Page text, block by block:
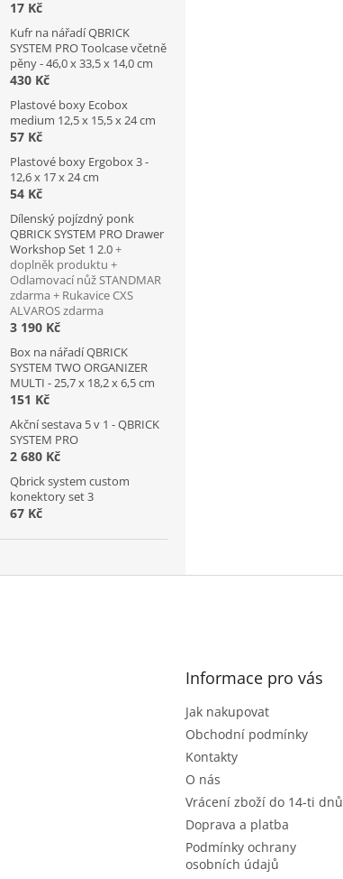
17 Kč
Kufr na nářadí QBRICK
SYSTEM PRO Toolcase včetně
pěny - 46,0 x 33,5 x 14,0 cm
430 Kč
Plastové boxy Ecobox
medium 12,5 x 15,5 x 24 cm
57 Kč
Plastové boxy Ergobox 3 -
12,6 x 17 x 24 cm
54 Kč
Dílenský pojízdný ponk
QBRICK SYSTEM PRO Drawer
Workshop Set 1 2.0+
doplněk produktu +
Odlamovací nůž STANDMAR
zdarma + Rukavice CXS
ALVAROS zdarma
3 190 Kč
Box na nářadí QBRICK
SYSTEM TWO ORGANIZER
MULTI - 25,7 x 18,2 x 6,5 cm
151 Kč
Akční sestava 5 v 1 - QBRICK
SYSTEM PRO
2 680 Kč
Qbrick system custom
konektory set 3
67 Kč
Informace pro vás
Jak nakupovat
Obchodní podmínky
Kontakty
O nás
Vrácení zboží do 14-ti dnů
Doprava a platba
Podmínky ochrany
osobních údajů